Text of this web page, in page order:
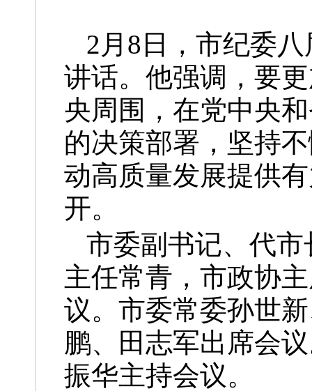
2月8日，市纪委
讲话。他强调，要
央周围，在党中央
的决策部署，坚持
动高质量发展提供
开。
市委副书记、代
主任常青，市政协
议。市委常委孙世
鹏、田志军出席会
振华主持会议。